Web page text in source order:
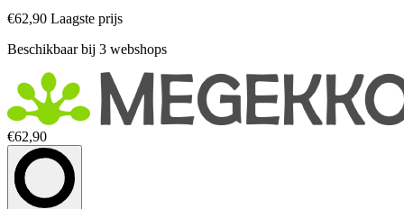
€62,90 Laagste prijs
Beschikbaar bij 3 webshops
€62,90